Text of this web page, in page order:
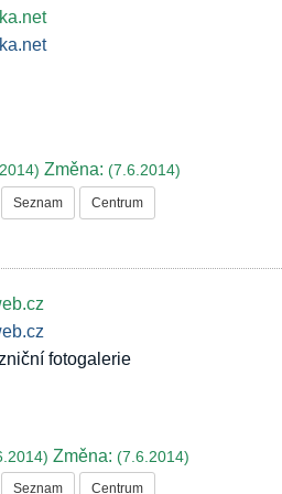
Změna:(7.6.2014)
Seznam Centrum
fotogalerie
Změna:(7.6.2014)
Seznam Centrum